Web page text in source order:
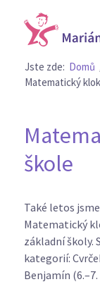
Jste zde: Domů
Matematický
škole
Také letos
Matematický
základní školy.
kategorií:
Benjamín